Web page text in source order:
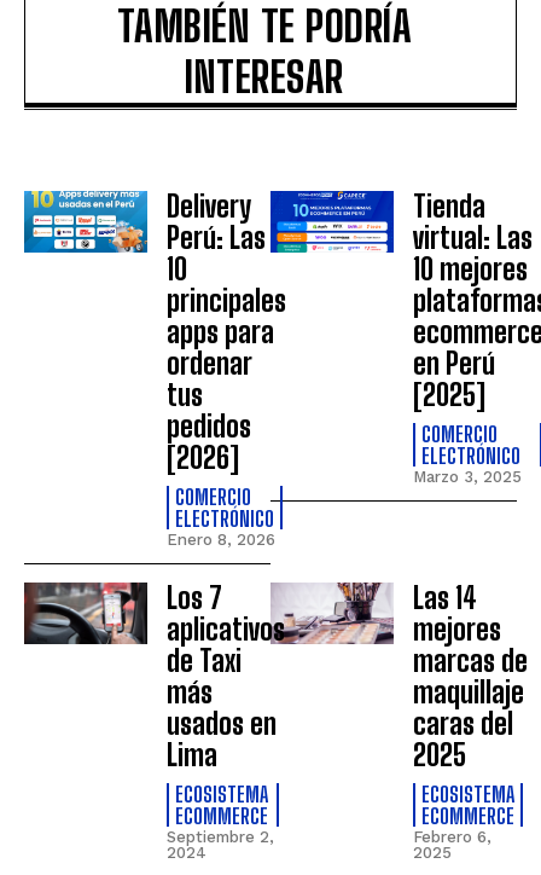
TAMBIÉN TE PODRÍA
INTERESAR
Delivery
Perú: Las
10
principales
apps para
ordenar
tus
pedidos
[2026]
COMERCIO
ELECTRÓNICO
Enero 8, 2026
Tienda
virtual: Las
10 mejores
en Perú
[2025]
COMERCIO
ELECTRÓNICO
Marzo 3, 2025
Los 7
aplicativos
de Taxi
más
usados en
Lima
ECOSISTEMA
ECOMMERCE
Septiembre 2,
2024
Las 14
mejores
marcas de
maquillaje
caras del
2025
ECOSISTEMA
ECOMMERCE
Febrero 6,
2025